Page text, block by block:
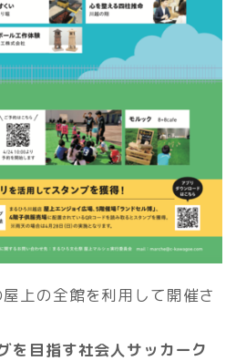
上の全館を利用して開催さ
を目指す社会人サッカーク